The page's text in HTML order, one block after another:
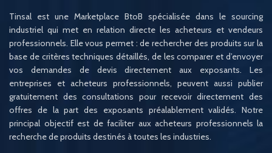
Tinsal est une Marketplace BtoB spécialisée dans le sourcing
industriel qui met en relation directe les acheteurs et vendeurs
professionnels. Elle vous permet : de rechercher des produits sur la
base de critères techniques détaillés, de les comparer et d’envoyer
vos demandes de devis directement aux exposants. Les
entreprises et acheteurs professionnels, peuvent aussi publier
gratuitement des consultations pour recevoir directement des
offres de la part des exposants préalablement validés. Notre
principal objectif est de faciliter aux acheteurs professionnels la
recherche de produits destinés à toutes les industries.